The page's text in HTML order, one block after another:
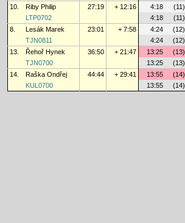
10.
Riby Philip 27:19 + 12:16 4:18 (11)
LTP0702
4:18 (11)
8.
Lesák Marek 23:01 + 7:58 4:24 (12)
TJN0811
4:24 (12)
13.
Řehoř Hynek 36:50 + 21:47 13:25 (13)
TJN0700
13:25 (13)
14.
Raška Ondřej 44:44 + 29:41 13:55 (14)
KUL0700
13:55 (14)